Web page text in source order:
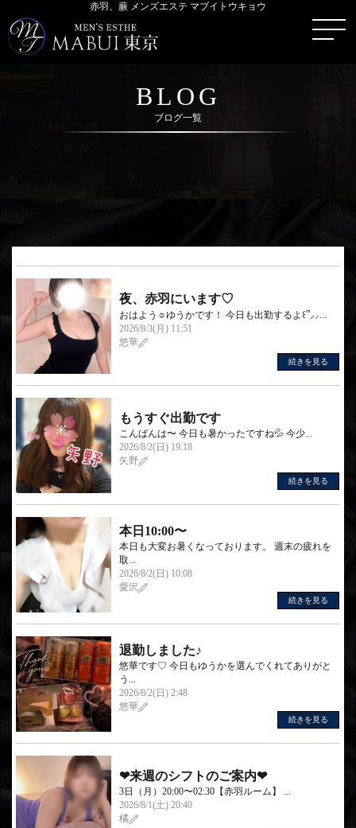
赤羽、蕨 メンズエステ マブイトウキョウ
BLOG
ブログ一覧
夜、赤羽にいます♡
おはよう☼ゆうかです！ 今日も出勤するよ꒰՞⸝⸝...
2026/8/3(月) 11:51
悠華
続きを見る
もうすぐ出勤です
こんばんは〜 今日も暑かったですね💦 今少...
2026/8/2(日) 19:18
矢野
続きを見る
本日10:00〜
本日も大変お暑くなっております。 週末の疲れを
取...
2026/8/2(日) 10:08
愛沢
続きを見る
退勤しました♪
悠華です♡ 今日もゆうかを選んでくれてありがと
う...
2026/8/2(日) 2:48
悠華
続きを見る
❤︎来週のシフトのご案内❤︎
3日（月）20:00〜02:30【赤羽ルーム】 ...
2026/8/1(土) 20:40
橘